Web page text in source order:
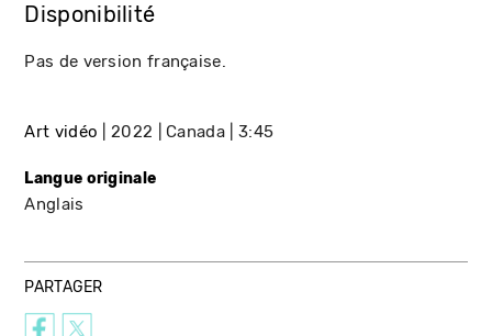
Disponibilité
Pas de version française.
Art vidéo 2022 Canada 3:45
Langue originale
Anglais
PARTAGER